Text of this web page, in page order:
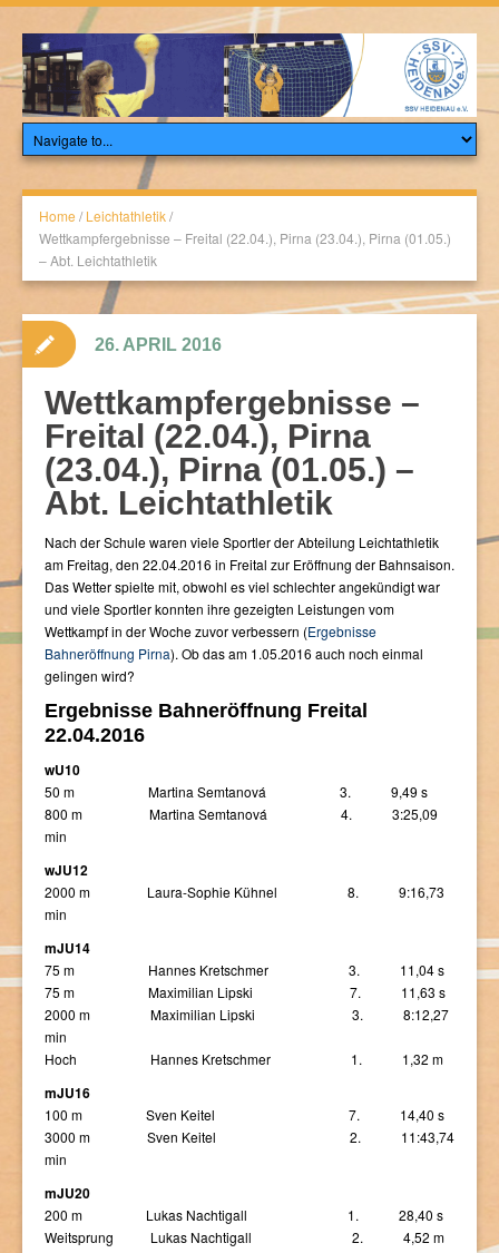
Home / Leichtathletik/
Wettkampfergebnisse – Freital (22.04.), Pirna (23.04.), Pirna (01.05.)
– Abt. Leichtathletik
Wettkampfergebnisse –
Freital (22.04.), Pirna
(23.04.), Pirna (01.05.) –
Abt. Leichtathletik
Nach der Schule waren viele Sportler der Abteilung Leichtathletik
am Freitag, den 22.04.2016 in Freital zur Eröffnung der Bahnsaison.
Das Wetter spielte mit, obwohl es viel schlechter angekündigt war
und viele Sportler konnten ihre gezeigten Leistungen vom
Wettkampf in der Woche zuvor verbessern (Ergebnisse
Bahneröffnung Pirna). Ob das am 1.05.2016 auch noch einmal
gelingen wird?
Ergebnisse Bahneröffnung Freital
22.04.2016
wU10
50 m Martina Semtanová 3. 9,49 s
800 m Martina Semtanová 4. 3:25,09
min
wJU12
2000 m Laura-Sophie Kühnel 8. 9:16,73
min
mJU14
75 m Hannes Kretschmer 3. 11,04 s
75 m Maximilian Lipski 7. 11,63 s
2000 m Maximilian Lipski 3. 8:12,27
min
Hoch Hannes Kretschmer 1. 1,32 m
mJU16
100 m Sven Keitel 7. 14,40 s
3000 m Sven Keitel 2. 11:43,74
min
mJU20
200 m Lukas Nachtigall 1. 28,40 s
Weitsprung Lukas Nachtigall 2. 4,52 m
26. APRIL 2016